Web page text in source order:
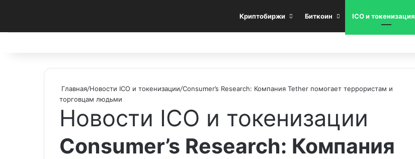
Криптобиржи Биткоин ICO и токенизация
Главная/Новости ICO и токенизации/Consumer’s Research: Компания Tether помогает террористам и
торговцам людьми
Новости ICO и токенизации
Consumer’s Research: Компания